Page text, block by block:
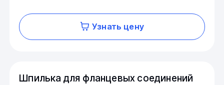
Узнать цену
Шпилька для фланцевых соединений